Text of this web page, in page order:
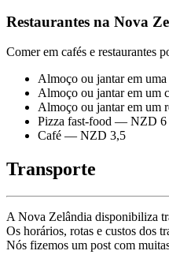
Restaurantes na Nova
Comer em cafés e restaurantes
Almoço ou jantar em
Almoço ou jantar em
Almoço ou jantar em um
Pizza fast-food — NZD 6
Café — NZD 3,5
Transporte
A Nova Zelândia disponibiliza
Os horários, rotas e custos dos
Nós fizemos um post com